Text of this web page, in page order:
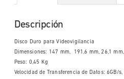
Descripción
Disco Duro para Videovigilancia
Dimensiones: 147 mm, 191,6 mm, 26,1 mm,
Peso: 0,45 Kg
Velocidad de Transferencia de Datos: 6GB/